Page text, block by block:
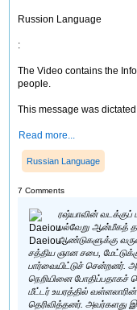
Russion Language
:
The Video contains the
people.
This message was
Read more...
Russian Language
7 Comments
ரஷ்யாவின் வடக்குப்
பல்வேறு ஆன்மீகத்
ஆண்டுகளுக்கு
சத்திய ஞான சபை,
பார்வையிட்டுச் சென்றனர்.
நெறியினை போதிப்பதாகச்
மீட்டர் உயரத்தில்
தெரிவித்தனர்.